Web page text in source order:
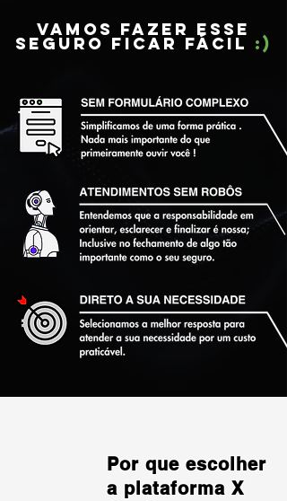
Vamos fazer esse
seguro ficar fácil :)
Por que escolher
a plataforma X